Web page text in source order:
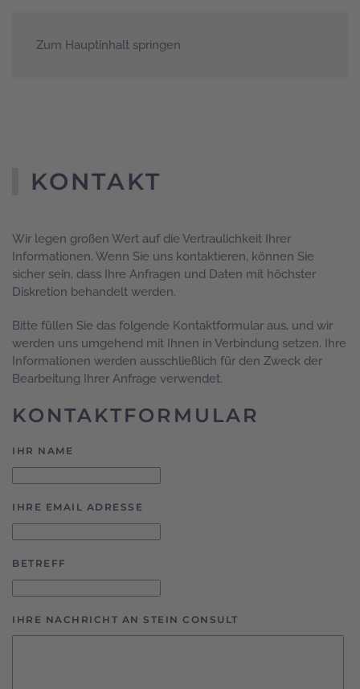
Zum Hauptinhalt springen
KONTAKT
Wir legen großen Wert auf die Vertraulichkeit Ihrer
Informationen. Wenn Sie uns kontaktieren, können Sie
sicher sein, dass Ihre Anfragen und Daten mit höchster
Diskretion behandelt werden.
Bitte füllen Sie das folgende Kontaktformular aus, und wir
werden uns umgehend mit Ihnen in Verbindung setzen. Ihre
Informationen werden ausschließlich für den Zweck der
Bearbeitung Ihrer Anfrage verwendet.
KONTAKTFORMULAR
IHR NAME
IHRE EMAIL ADRESSE
BETREFF
IHRE NACHRICHT AN STEIN CONSULT